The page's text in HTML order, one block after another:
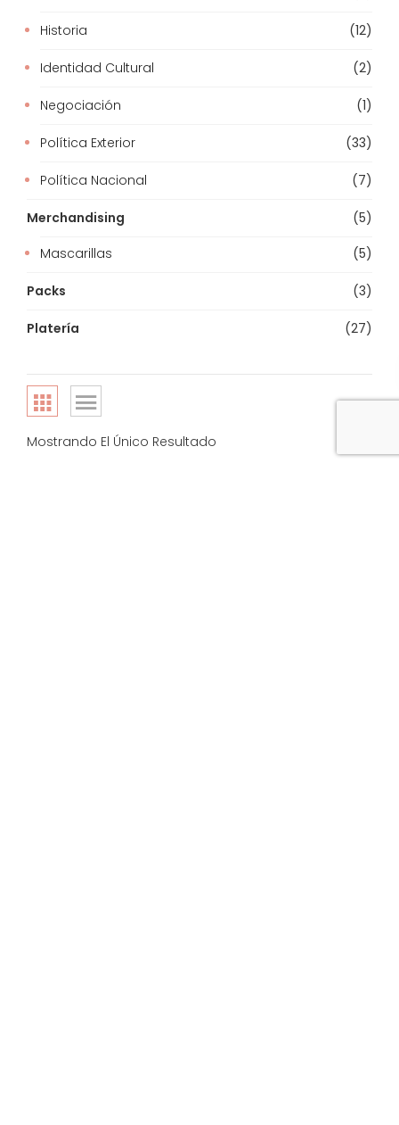
Historia (12)
Identidad Cultural (2)
Negociación (1)
Política Exterior (33)
Política Nacional (7)
Merchandising
(5)
Mascarillas
(5)
Packs (3)
Platería (27)
Mostrando El Único Resultado